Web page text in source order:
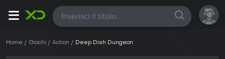
Tutte
Home Giochi Action Deep Dish Dungeon